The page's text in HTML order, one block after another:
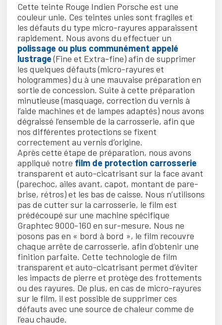
Cette teinte Rouge Indien Porsche est une
couleur unie. Ces teintes unies sont fragiles et
les défauts du type micro-rayures apparaissent
rapidement. Nous avons du effectuer un
polissage ou plus communément appelé
lustrage(Fine et Extra-fine) afin de supprimer
les quelques défauts (micro-rayures et
hologrammes) du à une mauvaise préparation en
sortie de concession. Suite à cette préparation
minutieuse (masquage, correction du vernis à
l’aide machines et de lampes adaptés) nous avons
dégraissé l’ensemble de la carrosserie, afin que
nos différentes protections se fixent
correctement au vernis d’origine.
Après cette étape de préparation, nous avons
appliqué notre film de protection carrosserie
transparent et auto-cicatrisant sur la face avant
(parechoc, ailes avant, capot, montant de pare-
brise, rétros) et les bas de caisse. Nous n’utilisons
pas de cutter sur la carrosserie, le film est
prédécoupé sur une machine spécifique
Graphtec 9000-160 en sur-mesure. Nous ne
posons pas en « bord à bord », le film recouvre
chaque arrête de carrosserie, afin d’obtenir une
finition parfaite. Cette technologie de film
transparent et auto-cicatrisant permet d’éviter
les impacts de pierre et protège des frottements
ou des rayures. De plus, en cas de micro-rayures
sur le film, il est possible de supprimer ces
défauts avec une source de chaleur comme de
l’eau chaude.